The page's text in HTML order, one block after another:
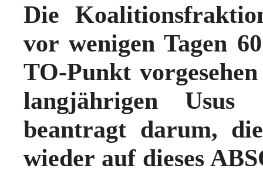
Die
vor wenigen Tagen
TO-Punkt
langjährigen
beantragt darum,
wieder auf dieses